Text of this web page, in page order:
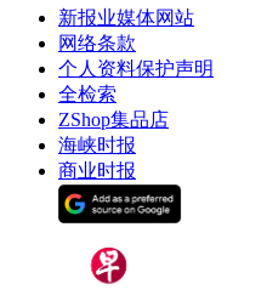
新报业媒体网站
网络条款
个人资料保护声明
全检索
ZShop集品店
海峡时报
商业时报